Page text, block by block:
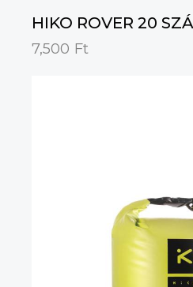
HIKO ROVER 20
7,500 Ft